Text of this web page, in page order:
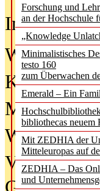
Forschung und
an der Hochschule
„Knowledge
Minimalistisches
testo 160
zum Überwachen
Emerald – Ein
bibliothecas
Mit ZEDHIA der
Mitteleuropas auf
ZEDHIA – Das
und
In der
Was
Kinder in
Metadaten
Wenn Bots
Von